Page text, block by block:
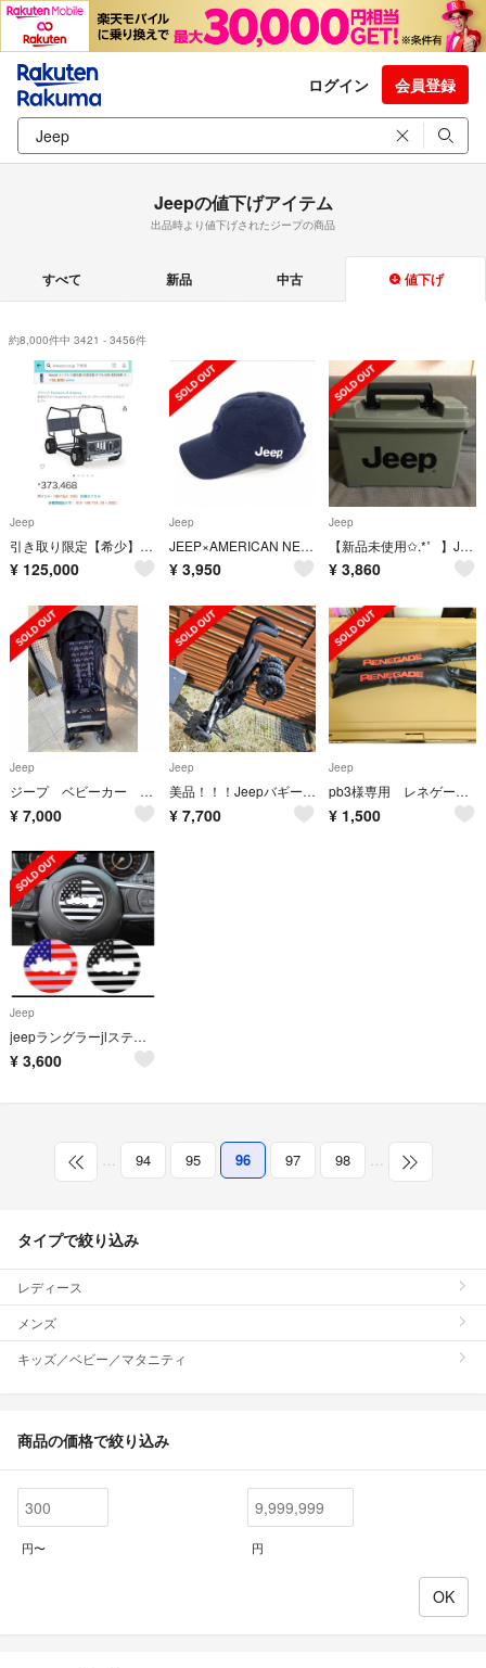
ログイン 会員登録
Jeepの値下げアイテム
出品時より値下げされたジープの商品
すべて 新品 中古 値下げ
約8,000件中 3421 - 3456件
Jeep
引き取り限定【希少】輸入 ラングラー ジープ ベッド JEEP
¥ 125,000
Jeep
JEEP×AMERICAN NEEDLE CAP(ネイビー)
¥ 3,950
Jeep
【新品未使用✩.*˚⠀】Jeep クーラーボックス
¥ 3,860
Jeep
ジープ ベビーカー スポーツリミテッド
¥ 7,000
Jeep
美品！！！Jeepバギー再値下げ
¥ 7,700
Jeep
pb3様専用 レネゲード シート コンソール クッション ２個
¥ 1,500
Jeep
jeepラングラーjlステアリングホイールトリム
¥ 3,600
… 94 95 96 97 98 …
タイプで絞り込み
レディース
メンズ
キッズ／ベビー／マタニティ
商品の価格で絞り込み
円〜 円